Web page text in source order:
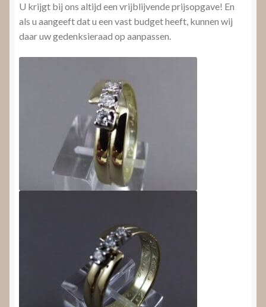
U krijgt bij ons altijd een vrijblijvende prijsopgave! En
als u aangeeft dat u een vast budget heeft, kunnen wij
daar uw gedenksieraad op aanpassen.